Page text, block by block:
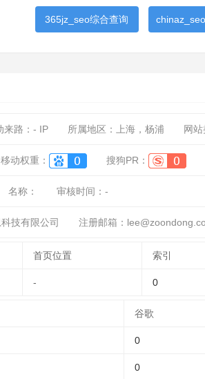
365jz_seo综合查询
来路： - IP 所属地区：上海，杨浦 网
移动权重： 搜狗PR：
名称： 审核时间： -
技有限公司 注册邮箱：
首页位置 索引
- 0
谷歌
0
0